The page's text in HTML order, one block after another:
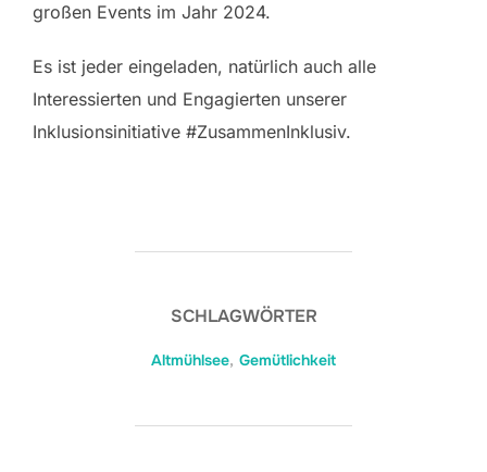
großen Events im Jahr 2024.
Es ist jeder eingeladen, natürlich auch alle
Interessierten und Engagierten unserer
Inklusionsinitiative #ZusammenInklusiv.
SCHLAGWÖRTER
Altmühlsee, Gemütlichkeit